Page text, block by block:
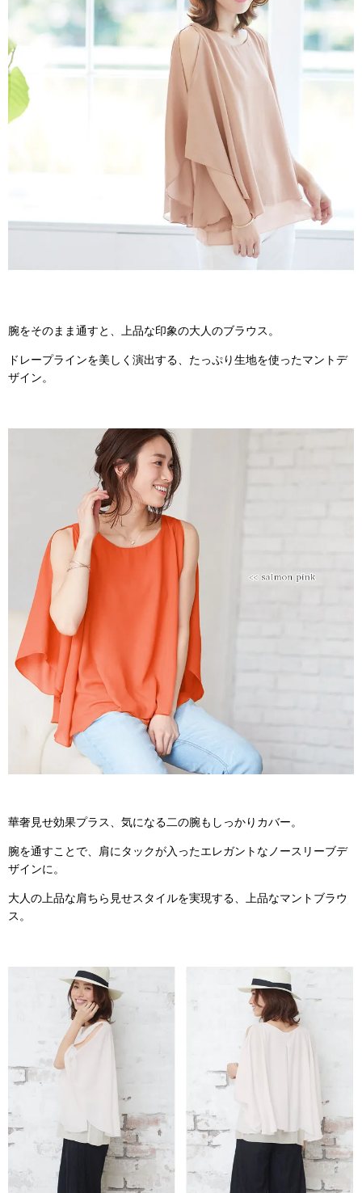
腕をそのまま通すと、上品な印象の大人のブラウス。
ドレープラインを美しく演出する、たっぷり生地を使ったマントデ
ザイン。
華奢見せ効果プラス、気になる二の腕もしっかりカバー。
腕を通すことで、肩にタックが入ったエレガントなノースリーブデ
ザインに。
大人の上品な肩ちら見せスタイルを実現する、上品なマントブラウ
ス。